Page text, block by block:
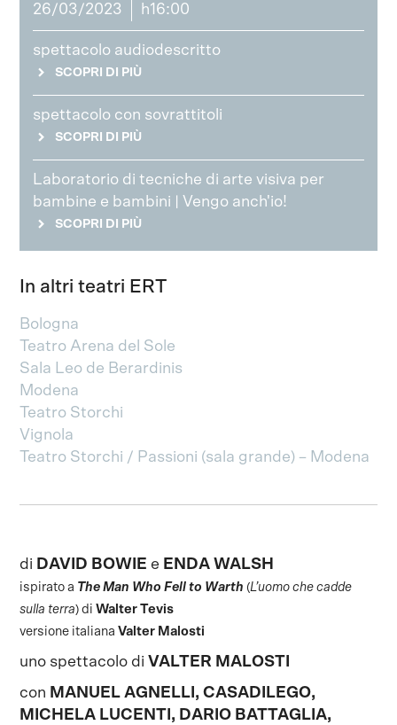
26/03/2023 h16:00
spettacolo audiodescritto
SCOPRI DI PIÙ
spettacolo con sovrattitoli
SCOPRI DI PIÙ
Laboratorio di tecniche di arte visiva per
bambine e bambini | Vengo anch'io!
SCOPRI DI PIÙ
In altri teatri ERT
Bologna
Teatro Arena del Sole
Sala Leo de Berardinis
Modena
Teatro Storchi
Vignola
Teatro Storchi / Passioni (sala grande) – Modena
di DAVID BOWIE e ENDA WALSH
ispirato a The Man Who Fell to Warth (L’uomo che cadde
sulla terra) diWalter Tevis
versione italianaValter Malosti
uno spettacolo diVALTER MALOSTI
con MANUEL AGNELLI, CASADILEGO,
MICHELA LUCENTI, DARIO BATTAGLIA,